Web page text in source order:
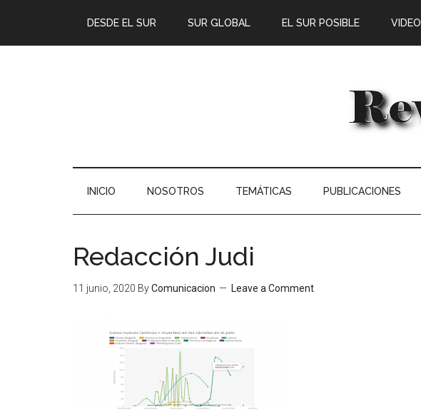
DESDE EL SUR SUR GLOBAL EL SUR POSIBLE VIDEO
INICIO NOSOTROS TEMÁTICAS PUBLICACIONES
Redacción Judi
11 junio, 2020 ByComunicacion Leave a Comment